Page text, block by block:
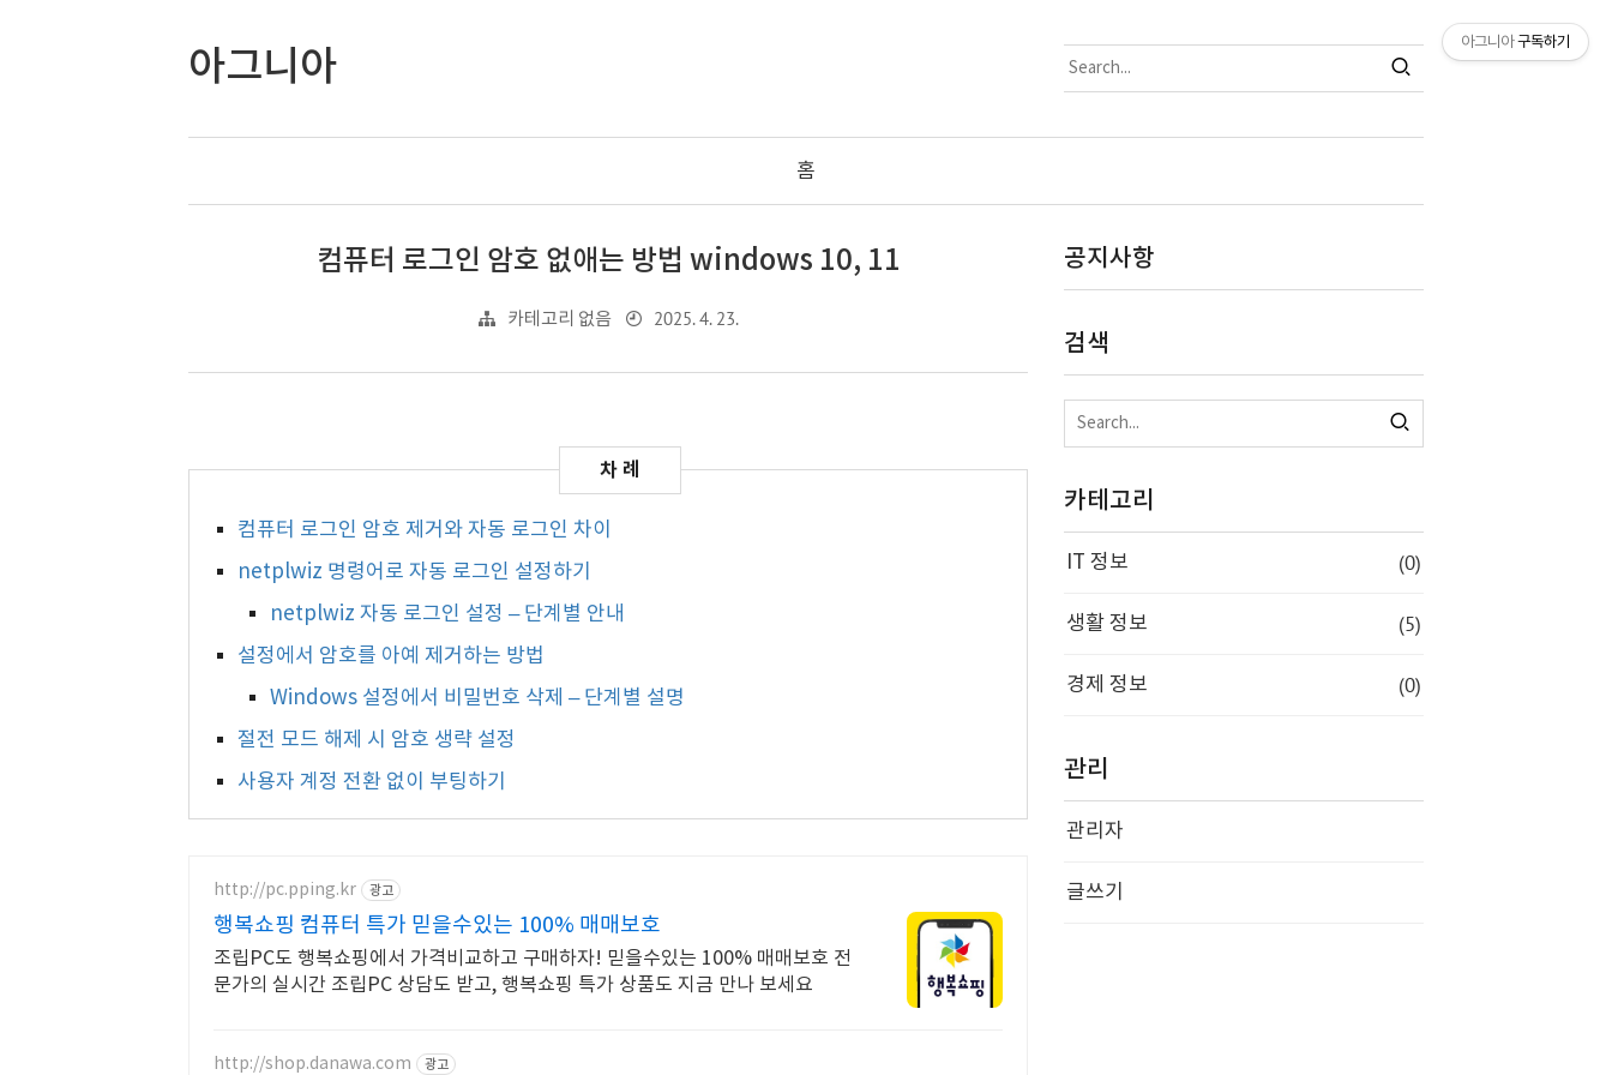
아그니아
홈
컴퓨터 로그인 암호 없애는 방법 windows 10, 11
카테고리 없음 2025. 4. 23.
컴퓨터 로그인 암호 제거와 자동 로그인 차이
netplwiz 명령어로 자동 로그인 설정하기
netplwiz 자동 로그인 설정 – 단계별 안내
설정에서 암호를 아예 제거하는 방법
Windows 설정에서 비밀번호 삭제 – 단계별 설명
절전 모드 해제 시 암호 생략 설정
사용자 계정 전환 없이 부팅하기
http://pc.pping.kr 광고
행복쇼핑 컴퓨터 특가 믿을수있는 100% 매매보호
조립PC도 행복쇼핑에서 가격비교하고 구매하자! 믿을수있는 100% 매매보호 전
문가의 실시간 조립PC 상담도 받고, 행복쇼핑 특가 상품도 지금 만나 보세요
http://shop.danawa.com 광고
공지사항
검색
카테고리
IT 정보 (0)
생활 정보 (5)
경제 정보 (0)
관리
관리자
글쓰기
아그니아 구독하기